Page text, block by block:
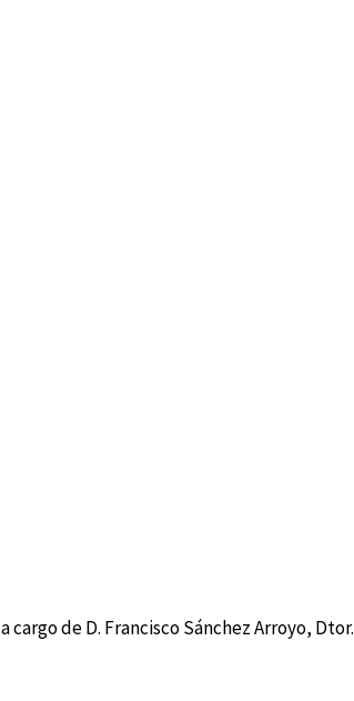
a cargo de D. Francisco Sánchez Arroyo, Dtor.